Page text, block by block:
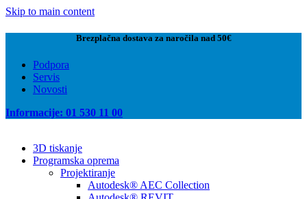
Skip to main content
Brezplačna dostava za naročila nad 50€
Podpora
Servis
Novosti
Informacije: 01 530 11 00
3D tiskanje
Programska oprema
Projektiranje
Autodesk® AEC Collection